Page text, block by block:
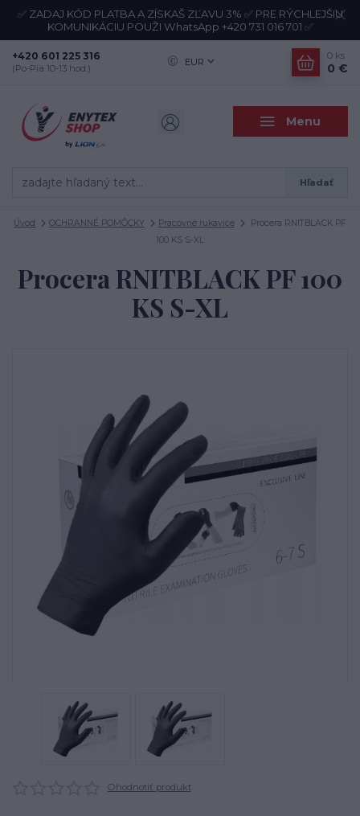
✅ ZADAJ KÓD PLATBA A ZÍSKAŠ ZĽAVU 3% ✅ PRE RÝCHLEJŠIU
KOMUNIKÁCIU POUŽI WhatsApp +420 731 016 701 ✅
Menu
EUR
Hľadať
+420 601 225 316
(Po-Pia 10-13 hod.)
0 ks
0 €
Úvod OCHRANNÉ POMÔCKY Pracovné rukavice
Procera RNITBLACK PF
100 KS S-XL
Procera RNITBLACK PF 100
KS S-XL
Ohodnotiť produkt